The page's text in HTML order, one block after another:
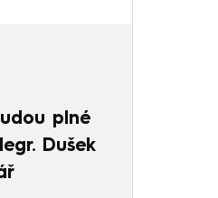
plné
Dušek